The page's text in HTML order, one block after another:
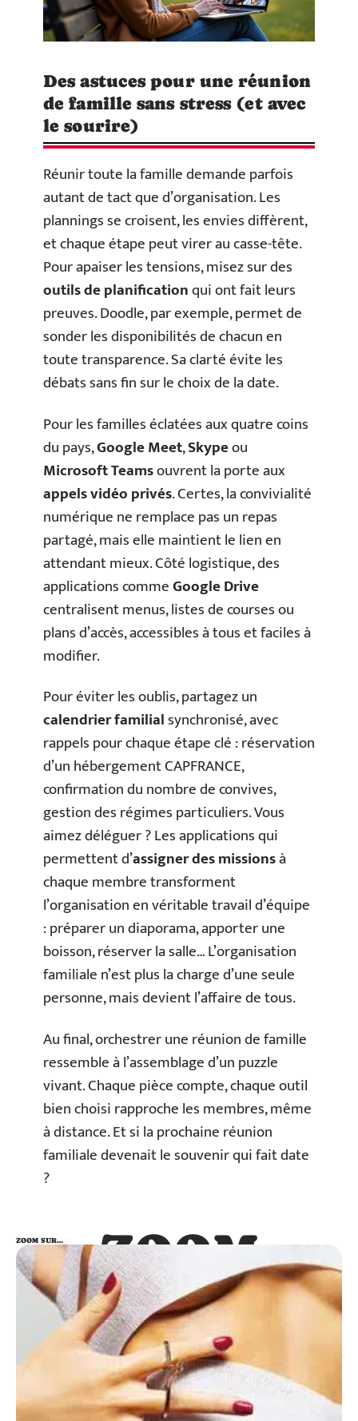
Des astuces pour une réunion
de famille sans stress (et avec
le sourire)
Réunir toute la famille demande parfois
autant de tact que d’organisation. Les
plannings se croisent, les envies diffèrent,
et chaque étape peut virer au casse-tête.
Pour apaiser les tensions, misez sur des
outils de planificationqui ont fait leurs
preuves. Doodle, par exemple, permet de
sonder les disponibilités de chacun en
toute transparence. Sa clarté évite les
débats sans fin sur le choix de la date.
Pour les familles éclatées aux quatre coins
du pays,Google Meet,Skypeou
Microsoft Teamsouvrent la porte aux
appels vidéo privés. Certes, la convivialité
numérique ne remplace pas un repas
partagé, mais elle maintient le lien en
attendant mieux. Côté logistique, des
applications commeGoogle Drive
centralisent menus, listes de courses ou
plans d’accès, accessibles à tous et faciles à
modifier.
Pour éviter les oublis, partagez un
calendrier familialsynchronisé, avec
rappels pour chaque étape clé : réservation
d’un hébergement CAPFRANCE,
confirmation du nombre de convives,
gestion des régimes particuliers. Vous
aimez déléguer ? Les applications qui
permettent d’assigner des missionsà
chaque membre transforment
l’organisation en véritable travail d’équipe
: préparer un diaporama, apporter une
boisson, réserver la salle… L’organisation
familiale n’est plus la charge d’une seule
personne, mais devient l’affaire de tous.
Au final, orchestrer une réunion de famille
ressemble à l’assemblage d’un puzzle
vivant. Chaque pièce compte, chaque outil
bien choisi rapproche les membres, même
à distance. Et si la prochaine réunion
familiale devenait le souvenir qui fait date
?
ZOOM
SUR…
ZOOM SUR…